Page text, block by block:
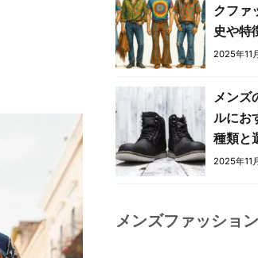
クファ
史や特
2025年11
メンズ
ルにお
種類と
2025年11
メンズファッション